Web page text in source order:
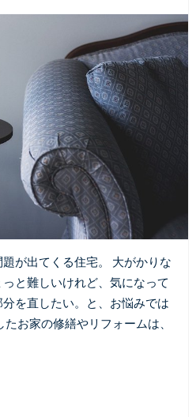
が出てくる住宅。 大がかりな
と難しいけれど、気になって
を直したい。と、お悩みでは
お家の修繕やリフォームは、